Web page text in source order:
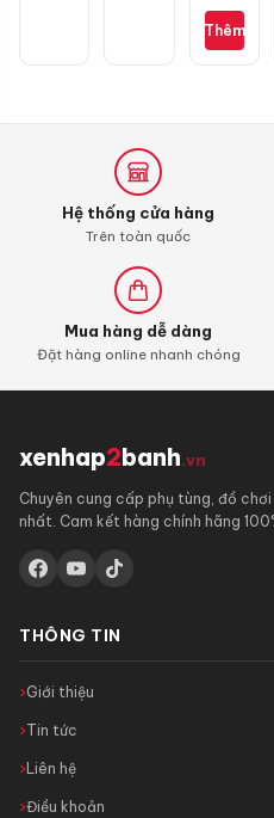
S110,
RSX
con)
Thêm
Hệ thống cửa hàng
Trên toàn quốc
Mua hàng dễ dàng
Đặt hàng online nhanh chóng
xenhap2banh.vn
Chuyên cung cấp phụ tùng, đồ
nhất. Cam kết hàng chính hãng
THÔNG TIN
Giới thiệu
Tin tức
Liên hệ
Điều khoản